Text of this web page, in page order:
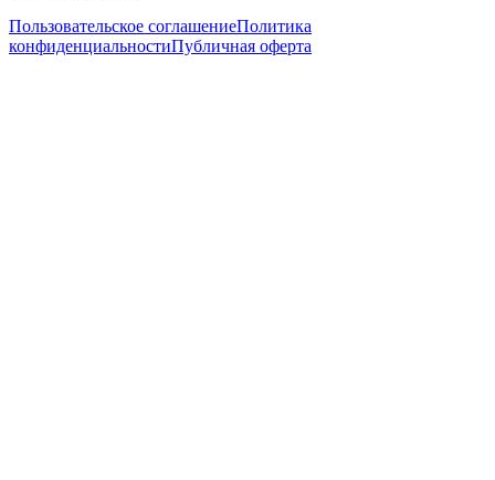
Пользовательское соглашениеПолитика
конфиденциальностиПубличная оферта